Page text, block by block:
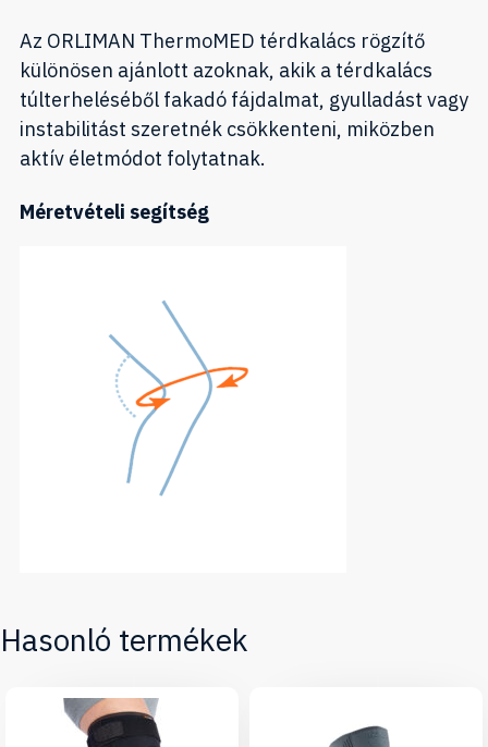
Az ORLIMAN ThermoMED térdkalács rögzítő
különösen ajánlott azoknak, akik a térdkalács
túlterheléséből fakadó fájdalmat, gyulladást vagy
instabilitást szeretnék csökkenteni, miközben
aktív életmódot folytatnak.
Méretvételi segítség
Hasonló termékek